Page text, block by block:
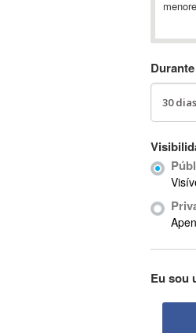
A-GPS
Ab Initio
ABIS
Ableton
Eu sou